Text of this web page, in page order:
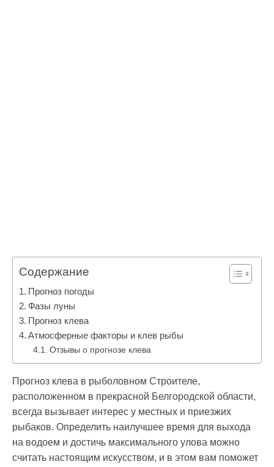
Содержание
Прогноз погоды
Фазы луны
Прогноз клева
Атмосферные факторы и клев рыбы
Отзывы о прогнозе клева
Прогноз клева в рыболовном Строителе,
расположенном в прекрасной Белгородской области,
всегда вызывает интерес у местных и приезжих
рыбаков. Определить наилучшее время для выхода
на водоем и достичь максимального улова можно
считать настоящим искусством, и в этом вам поможет